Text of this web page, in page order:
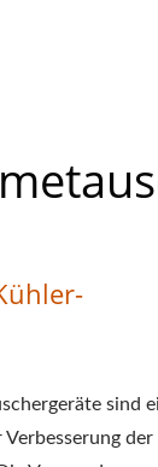
sind
Verbesserung der